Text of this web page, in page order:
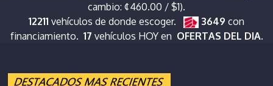
cambio: ¢460.00 / $1).
12211 vehículos de donde escoger. 3649 con
financiamiento. 17 vehículos HOY en OFERTAS DEL DIA.